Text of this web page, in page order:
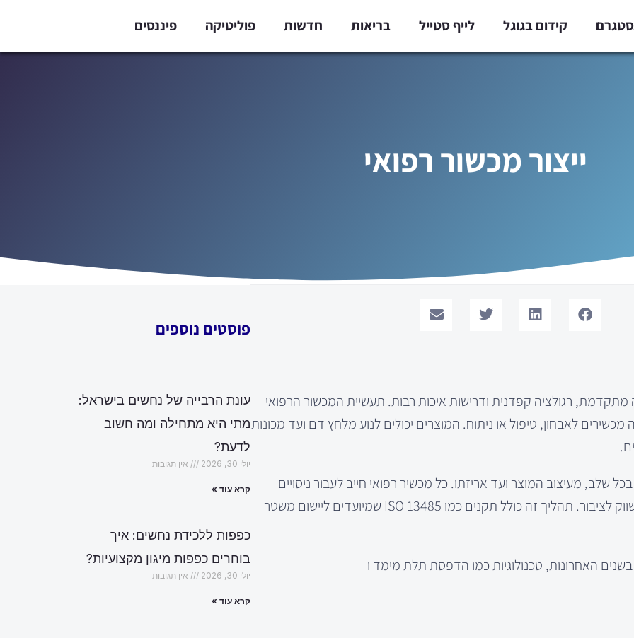
קידום בגוגל לייף סטייל בריאות חדשות פוליטיקה פיננסים
ייצור מכשור רפואי
מתקדמת, רגולציה קפדנית ודרישות איכות רבות. תעשיית המכשור הרפואי
לאבחון, טיפול או ניתוח. המוצרים יכולים לנוע מלחץ דם ועד מכונות
שלב, מעיצוב המוצר ועד אריזתו. כל מכשיר רפואי חייב לעבור ניסויים
קליניים כדי להבטיח את הבטיחות ואת היעילות שלו לפני שהוא משווק לציבור. תהליך זה כולל תקנים כמו ISO 13485 שמיועדים ליישום משטר
האחרונות, טכנולוגיות כמו הדפסת תלת מימד ו
פוסטים נוספים
עונת הרבייה של נחשים בישראל:
מתי היא מתחילה ומה חשוב
לדעת?
יולי 30, 2026 אין תגובות
קרא עוד »
כפפות ללכידת נחשים: איך
בוחרים כפפות מיגון מקצועיות?
יולי 30, 2026 אין תגובות
קרא עוד »